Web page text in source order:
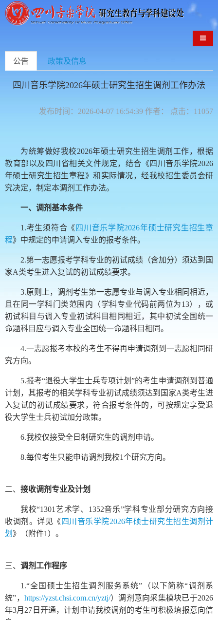
导航
公告 政策及信息
四川音乐学院2026年硕士研究生招生调剂工作办法
发布时间：2026-04-07 16:54:39 作者： 点击：11057
为统筹做好我校2026年硕士研究生招生调剂工作，根据
教育部以及四川省相关文件规定，结合《四川音乐学院2026
年硕士研究生招生章程》和实际情况，经我校招生委员会研
究决定，制定本调剂工作办法。
一、调剂基本条件
1.考生须符合《 四川音乐学院2026年硕士研究生招生章
程》中规定的申请调入专业的报考条件。
2.第一志愿报考学科专业的初试成绩（含加分）须达到国
家A类考生进入复试的初试成绩要求。
3.原则上，调剂考生第一志愿专业与调入专业相同相近，
且在同一学科门类范围内（学科专业代码前两位为13），或
初试科目与调入专业初试科目相同相近，其中初试全国统一
命题科目应与调入专业全国统一命题科目相同。
4.一志愿报考本校的考生不得再申请调剂到一志愿相同研
究方向。
5.报考“退役大学生士兵专项计划”的考生申请调剂到普通
计划，其报考的相关学科专业初试成绩须达到国家A类考生进
入复试的初试成绩要求，符合报考条件的，可按规定享受退
役大学生士兵初试加分政策。
6.我校仅接受全日制研究生的调剂申请。
8.每位考生只能申请调剂我校1个研究方向。
二、 接收调剂专业及计划
我校“1301艺术学、1352音乐”学科专业部分研究方向接
收调剂。详见《 四川音乐学院2026年硕士研究生招生调剂计
划 》（附件1）。
三、 调剂 工作程序
1.“全国硕士生招生调剂服务系统”（以下简称“调剂系
统”， https://yzst.chsi.com.cn/yztj/）调剂意向采集模块已于2026
年3月27日开通，计划申请我校调剂的考生可积极填报意向信